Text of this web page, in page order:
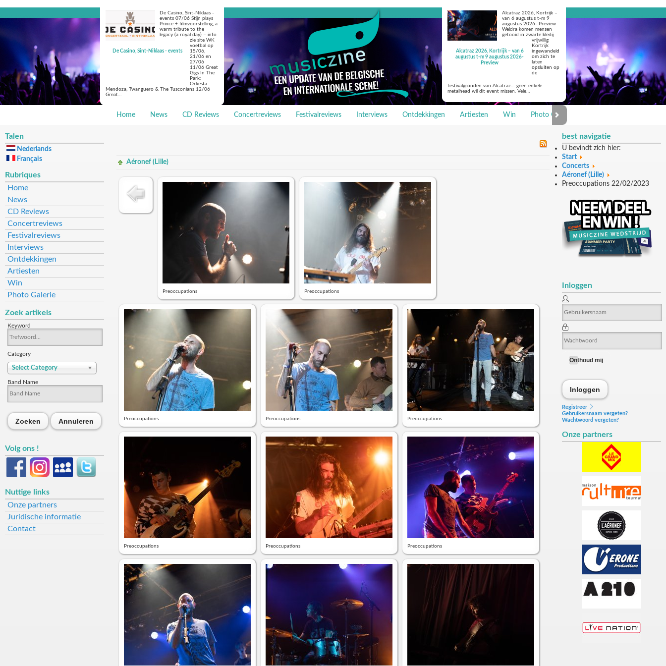
De Casino, Sint-Niklaas - events
De Casino, Sint-Niklaas -
events 07/06 Stijn plays
Prince + filmvoorstelling, a
warm tribute to the
legacy (a royal day) – info
zie site WK
voetbal op
15/06,
21/06 en
27/06
11/06 Great
Gigs In The
Park:
Orkesta
Mendoza, Twanguero & The Tusconians 12/06
Great…
Alcatraz 2026, Kortrijk – van 6
augustus t-m 9 augustus 2026-
Preview
Alcatraz 2026, Kortrijk –
van 6 augustus t-m 9
augustus 2026- Preview
Weldra komen mensen
getooid in zwarte kledij
vrijwillig
Kortrijk
ingewandeld
om zich te
laten
opsluiten op
de
festivalgronden van Alcatraz… geen enkele
metalhead wil dit event missen. Vele…
Home News CD Reviews Concertreviews Festivalreviews Interviews Ontdekkingen Artiesten Win Photo Galerie
Talen
Nederlands
Français
Rubriques
Home
News
CD Reviews
Concertreviews
Festivalreviews
Interviews
Ontdekkingen
Artiesten
Win
Photo Galerie
Zoek artikels
Keyword
Category
Select Category
Band Name
Zoeken Annuleren
Volg ons !
Nuttige links
Onze partners
Juridische informatie
Contact
best navigatie
U bevindt zich hier:
Start
Concerts
Aéronef (Lille)
Preoccupations 22/02/2023
Inloggen
Onthoud mij
Inloggen
Registreer
Gebruikersnaam vergeten?
Wachtwoord vergeten?
Onze partners
Aéronef (Lille)
Preoccupations Preoccupations
Preoccupations Preoccupations Preoccupations
Preoccupations Preoccupations Preoccupations